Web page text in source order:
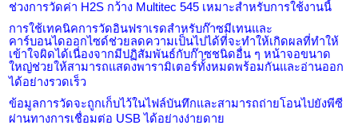
ช่วงการวัดค่า H2S กว้าง Multitec545 เหมาะสำหรับการใช้งานนี้
การใช้เทคนิคการวัดอินฟราเรดสำหรับก๊าซมีเทนและ
คาร์บอนไดออกไซด์ช่วยลดความเป็นไปได้ที่จะทำให้เกิดผลที่ทำให้
เข้าใจผิดได้เนื่องจากมีปฏิสัมพันธ์กับก๊าซชนิดอื่น ๆ หน้าจอขนาด
ใหญ่ช่วยให้สามารถแสดงพารามิเตอร์ทั้งหมดพร้อมกันและอ่านออก
ได้อย่างรวดเร็ว
ข้อมูลการวัดจะถูกเก็บไว้ในไฟล์บันทึกและสามารถถ่ายโอนไปยังพีซี
ผ่านทางการเชื่อมต่อ USBได้อย่างง่ายดาย